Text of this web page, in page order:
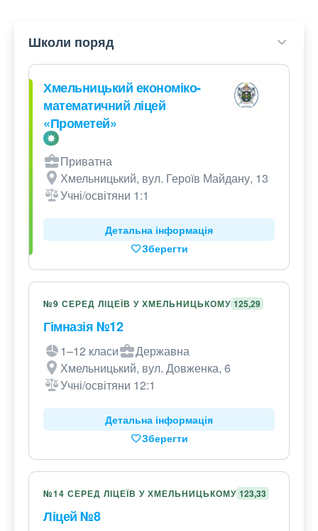
Школи поряд
Хмельницький економіко-
математичний ліцей
«Прометей»
Приватна
Хмельницький, вул. Героїв Майдану, 13
Учні/освітяни 1:1
Детальна інформація
Зберегти
№9 СЕРЕД ЛІЦЕЇВ У ХМЕЛЬНИЦЬКОМУ 125,29
Гімназія №12
1–12 класи
Державна
Хмельницький, вул. Довженка, 6
Учні/освітяни 12:1
Детальна інформація
Зберегти
№14 СЕРЕД ЛІЦЕЇВ У ХМЕЛЬНИЦЬКОМУ 123,33
Ліцей №8